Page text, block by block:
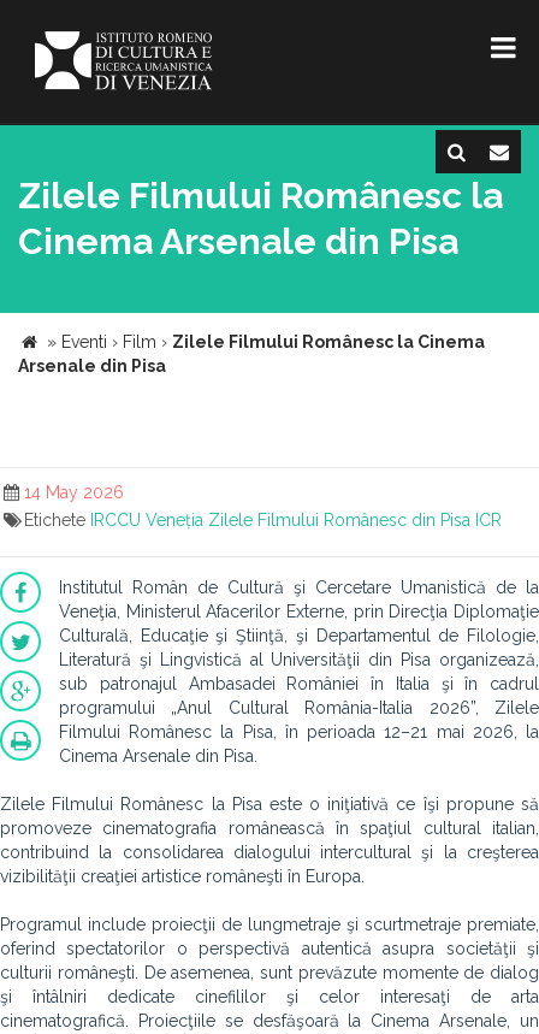
Zilele Filmului Românesc la
Cinema Arsenale din Pisa
» Eventi › Film › Zilele Filmului Românesc la Cinema
Arsenale din Pisa
14 May 2026
Etichete IRCCU Veneția Zilele Filmului Românesc din Pisa ICR
Institutul Român de Cultură şi Cercetare Umanistică de la
Veneţia, Ministerul Afacerilor Externe, prin Direcţia Diplomaţie
Culturală, Educaţie şi Ştiinţă, şi Departamentul de Filologie,
Literatură şi Lingvistică al Universităţii din Pisa organizează,
sub patronajul Ambasadei României în Italia şi în cadrul
programului „Anul Cultural România-Italia 2026”, Zilele
Filmului Românesc la Pisa, în perioada 12–21 mai 2026, la
Cinema Arsenale din Pisa.
Zilele Filmului Românesc la Pisa este o iniţiativă ce îşi propune să
promoveze cinematografia românească în spaţiul cultural italian,
contribuind la consolidarea dialogului intercultural şi la creşterea
vizibilităţii creaţiei artistice româneşti în Europa.
Programul include proiecţii de lungmetraje şi scurtmetraje premiate,
oferind spectatorilor o perspectivă autentică asupra societăţii şi
culturii româneşti. De asemenea, sunt prevăzute momente de dialog
şi întâlniri dedicate cinefililor şi celor interesaţi de arta
cinematografică. Proiecţiile se desfăşoară la Cinema Arsenale, un